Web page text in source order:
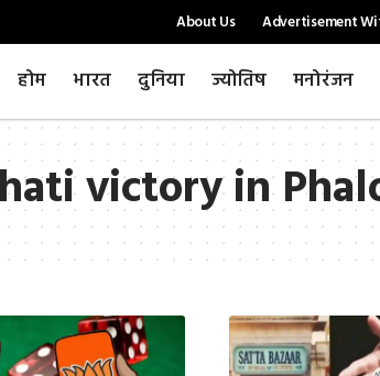
About Us Advertisement
होम भारत दुनिया ज्योतिष मनोरंजन
victory in